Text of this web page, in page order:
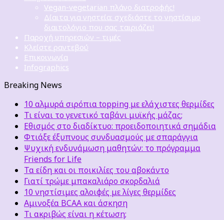
Vegan-vegetarian πλάνο διατροφής!
Δίαιτα για νηστεία: σχεδιάστε το νηστίσιμο
διαιτολόγιο που σας ταιριάζει!
Παροχή υπηρεσιών – τιμές
Κλείστε ραντεβού
Επικοινωνία
Infographics
Breaking News
10 αλμυρά σιρόπια topping με ελάχιστες θερμίδες
Τι είναι το γενετικό ταβάνι μυϊκής μάζας;
Εθισμός στο διαδίκτυο: προειδοποιητικά σημάδια
Φτιάξε έξυπνους συνδυασμούς με σπαράγγια
Ψυχική ενδυνάμωση μαθητών: το πρόγραμμα
Friends for Life
Τα είδη και οι ποικιλίες του αβοκάντο
Γιατί τρώμε μπακαλιάρο σκορδαλιά
10 νηστίσιμες αλοιφές με λίγες θερμίδες
Αμινοξέα BCAA και άσκηση
Τι ακριβώς είναι η κέτωση;